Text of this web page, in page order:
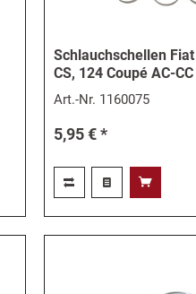
Schlauchschellen
CS, 124 Coupé AC-
Art.-Nr. 1160075
5,95 € *